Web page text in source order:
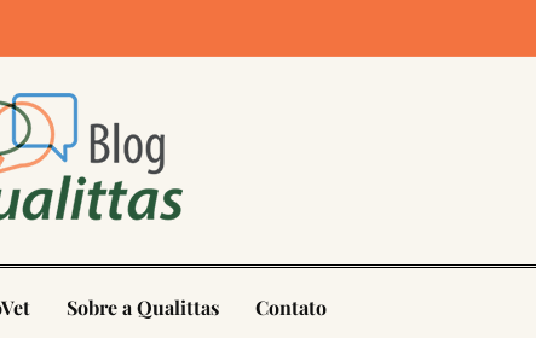
Sobre a Qualittas Contato